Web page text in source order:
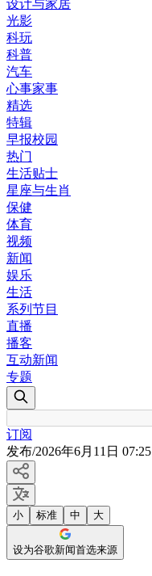
设计与家居
光影
科玩
科普
汽车
心事家事
精选
特辑
早报校园
热门
生活贴士
星座与生肖
保健
体育
视频
新闻
娱乐
生活
系列节目
直播
播客
互动新闻
专题
订阅
发布/2026年6月11日 07:25
小 标准 中 大
设为谷歌新闻首选来源